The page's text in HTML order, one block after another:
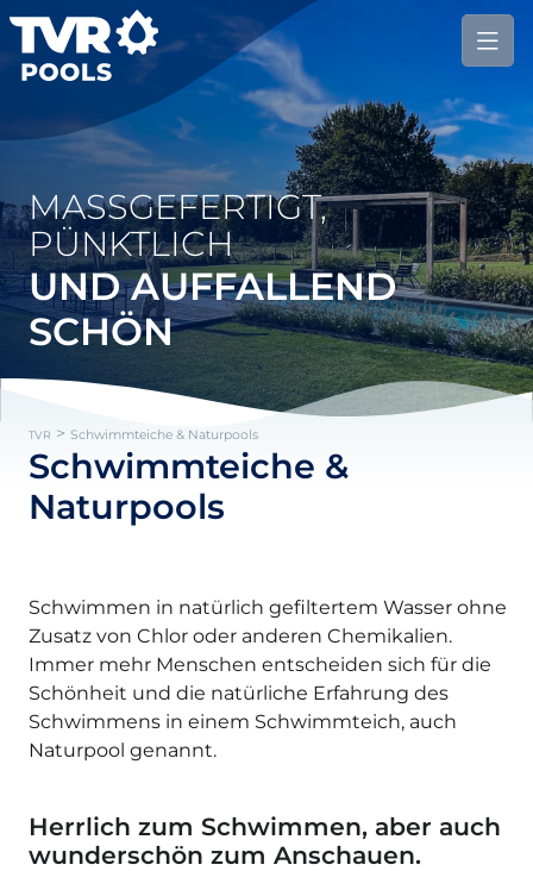
MASSGEFERTIGT, P
ÜNKTLICH
UND AUFFALLEND
SCHÖN
TVR > Schwimmteiche & Naturpools
Schwimmteiche &
Naturpools
Schwimmen in natürlich gefiltertem Wasser ohne
Zusatz von Chlor oder anderen Chemikalien.
Immer mehr Menschen entscheiden sich für die
Schönheit und die natürliche Erfahrung des
Schwimmens in einem Schwimmteich, auch
Naturpool genannt.
Herrlich zum Schwimmen, aber auch
wunderschön zum Anschauen.